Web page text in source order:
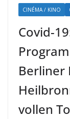
CINÉMA / KINO
Covid-
Berliner
vollen